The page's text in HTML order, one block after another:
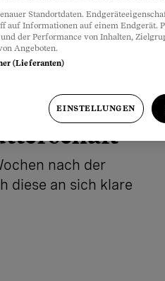
zum
nach der
diese an sich klare
Standortdaten.
auf Informationen auf einem Endgerät.
der Performance von Inhalten,
Angeboten.
(Lieferanten)
EINSTELLUNGEN